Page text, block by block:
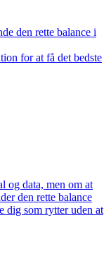
den rette balance i
for at få det bedste
og data, men om at
den rette balance
dig som rytter uden at